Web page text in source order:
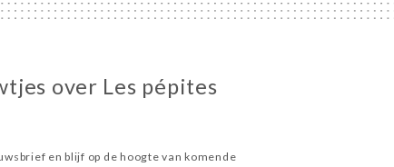
over Les pépites
en blijf op de hoogte van komende